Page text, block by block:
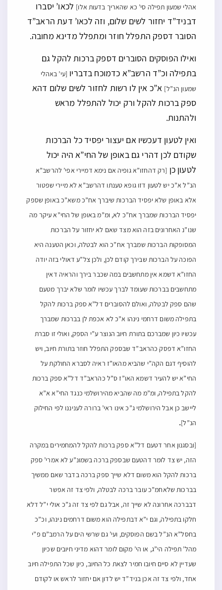
אהלי שמעון תפילה סי’ כא שהאריך בדעות אלו] לכאו’ יסברו
דבניד”ד יחזור לשים שלום, וזה לכאו’ דעת הראב”ד
הסובר דספק התפלל חוזר ומתפלל מדינא מחובה.
ואילו הפוסקים הסוברים דספק ברכות להקל גם
בתפילה וכ”ד הרשב”א כדמוכח בדבריו [עי’ באהלי
שמעון הנ”ל] א”כ אין לו רשות לחזור לשים שלום דהא
ספק ברכות להקל ורק יכול להתפלל מראש
ולהתנות.
ואין לטעון דעכשיו אם יעצור יפסיד כל הברכות
שקודם לכן דהרי גם באופן של החי”א היה יכול
לטעון כן [רק דהחזו”א גופיה אם נימא דמיירי אפי’ להרשב”א
הנ”ל א”כ יש לטעון דזו גופא טענתו דהרשב”א לא מיירי שפטור
אלא באופן שלא יפסיד הברכות שיברך אח”כ משא”כ באופן שספק
יפסיד הברכות שמברך אח”כ לא, ומ”מ באופן של החי”א עיקר מה
שנו”נ האחרונים בזה הוא מצד שאם לא יחזור על הברכות
המסופקות הברכות שמברך אח”כ הוא לבטלה, וכאן הטענה היא
הפוכה על הברכות שבירך קודם לכן, ולכן צל”ע דאולי בזה יודה
החזו”א דשמא אין מתחשבים במה שכבר בירך והראיה דאין
מתחשבים בברכות שעומד לברך עכשיו לומר שלא יברך מטעם
שהם ספק לבטלה, ואולם להסוברים דל”א ספק ברכות להקל
בתפילה משום דרחמי נינהו א”כ לא אכפת לן בברכות שמברך
עכשיו כיון שמברכם בתורת חיוב הנוצר ע”י הספק, ואולי זו סברת
החזו”א דפסק כהראב”ד שבספק התפלל חוזר בתורת חיוב, ויש
להוסיף דגם הקה”י שהביא מהאו”ז ראיה לסברא החולקת על
החי”א יש להעיר דשמא האו”ז ס”ל כהראב”ד דל”א ספק ברכות
להקל בתפילה, ומ”מ מה שהביא מהירושלמי כנגד החי”א א”א
ליישב כן אבל הירושלמי ג”כ אינו ראי’ ברורה לעניננו לפי החילוק
הנ”ל].
[ובסגנון אחר דטעם דל”א ספק ברכות להקל להמחמירים במקרה
הזה, יש צד לומר דהטעם שבספק ברכה בשמונ”ע לא אמרי’ ספק
ברכות להקל הוא משום דלא שייך ספק ברכה בדבר שאם ממשיך
בברכות שלאחמ”כ עובר ברכה לבטלה, ולפי צד זה אפשר
דבברכה אחרונה לא שייך זה, אבל גם לפי צד זה ג”כ אולי י”ל דלא
חלקו בתפילה, וגם י”א דבתפילה הוא משום דרחמים נינהו, וכ”כ
בחסל”א הנ”ל בשם הפוסקים, ועי’ גם שרשי הים על הרמב”ם פ”י
מהל’ תפילה הי”ג, או הי’ מקום לומר דהוא מדיני חיובים שכיון
שעדיין לא סיים חיובו חמיר לצאת כל החיוב, כיון שכל התפילה חיוב
אחד, ולפי צד זה אכן בניד”ד יש לדון אם יחזור לראש או לקודם